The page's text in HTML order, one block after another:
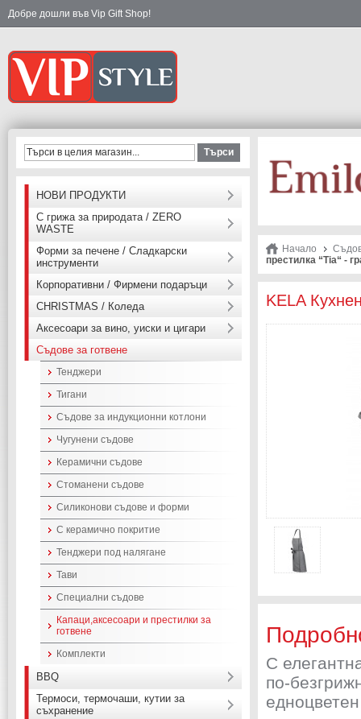
Добре дошли във Vip Gift Shop!
Начало
престилка “Tia“ -
KELA
С
по-
Търси
НОВИ ПРОДУКТИ
С грижа за природата / ZERO
WASTE
Форми за печене / Сладкарски
инструменти
Корпоративни / Фирмени подаръци
CHRISTMAS / Коледа
Аксесоари за вино, уиски и цигари
Съдове за готвене
Тенджери
Тигани
Съдове за индукционни котлони
Чугунени съдове
Керамични съдове
Стоманени съдове
Силиконови съдове и форми
С керамично покритие
Тенджери под налягане
Тави
Специални съдове
Капаци,аксесоари и престилки за
готвене
Комплекти
BBQ
Термоси, термочаши, кутии за
съхранение